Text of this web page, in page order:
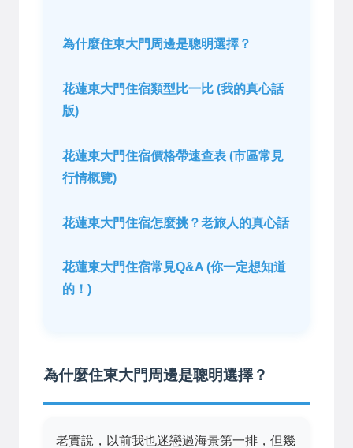
為什麼住東大門周邊是聰明選擇？
花蓮東大門住宿類型比一比 (我的真心話
版)
花蓮東大門住宿價格帶速查表 (市區常見
行情概覽)
花蓮東大門住宿怎麼挑？老旅人的真心話
花蓮東大門住宿常見Q&A (你一定想知道
的！)
為什麼住東大門周邊是聰明選擇？
老實說，以前我也迷戀過海景第一排，但幾